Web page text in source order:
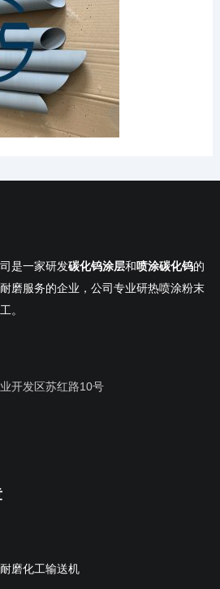
是一家研发碳化钨涂层和 喷涂碳化钨的
磨服务的企业，公司专业研热喷涂粉末
。
开发区苏红路10号
磨化工输送机